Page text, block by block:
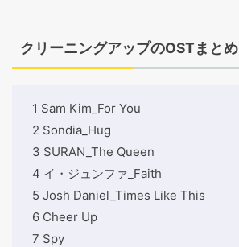
クリーニングアップのOSTまとめ
1 Sam Kim_For You
2 Sondia_Hug
3 SURAN_The Queen
4 イ・ジュンファ_Faith
5 Josh Daniel_Times Like This
6 Cheer Up
7 Spy